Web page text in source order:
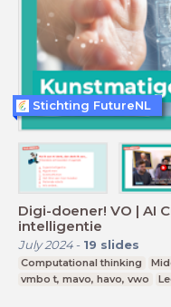
Digi-doener! VO | AI
intelligentie
July 2024- 19 slides
Computational thinking
vmbo t, mavo, havo, vwo
Stichting FutureNL